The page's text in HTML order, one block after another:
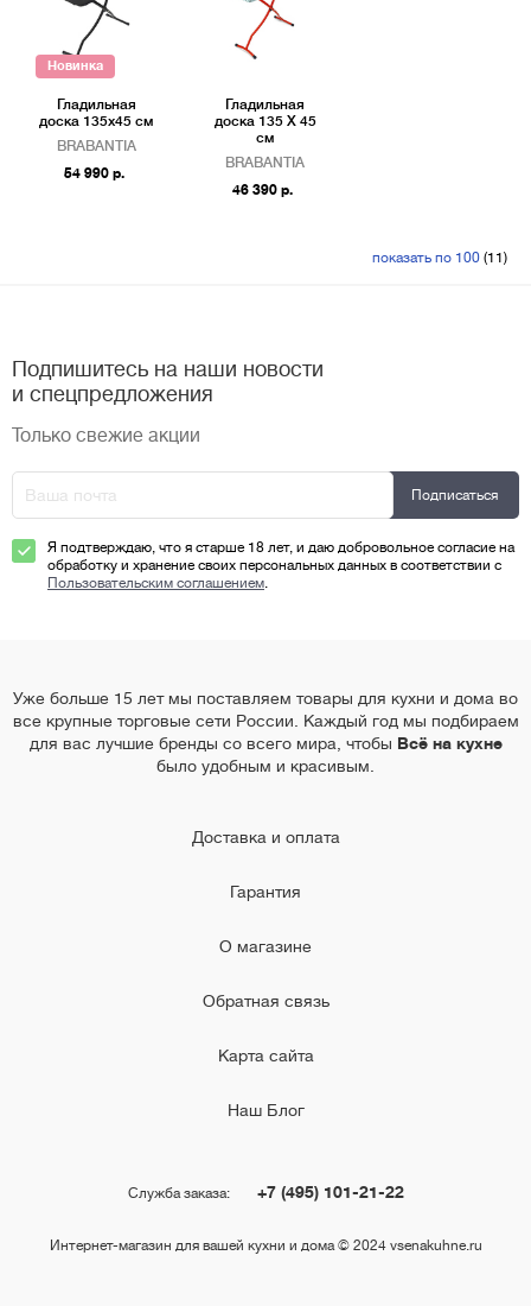
Новинка
Гладильная
доска 135х45 см
BRABANTIA
54 990 р.
Гладильная
доска 135 Х 45
см
BRABANTIA
46 390 р.
показать по 100 (11)
Подпишитесь на наши новости
и спецпредложения
Только свежие акции
Я подтверждаю, что я старше 18 лет, и даю добровольное согласие на
обработку и хранение своих персональных данных в соответствии с
Пользовательским соглашением
Уже больше 15 лет мы поставляем товары для кухни и дома во
все крупные торговые сети России. Каждый год мы подбираем
для вас лучшие бренды со всего мира, чтобы Всё на кухне
было удобным и красивым.
Доставка и оплата
Гарантия
О магазине
Обратная связь
Карта сайта
Наш Блог
Служба заказа: +7 (495) 101-21-22
Интернет-магазин для вашей кухни и дома © 2024 vsenakuhne.ru